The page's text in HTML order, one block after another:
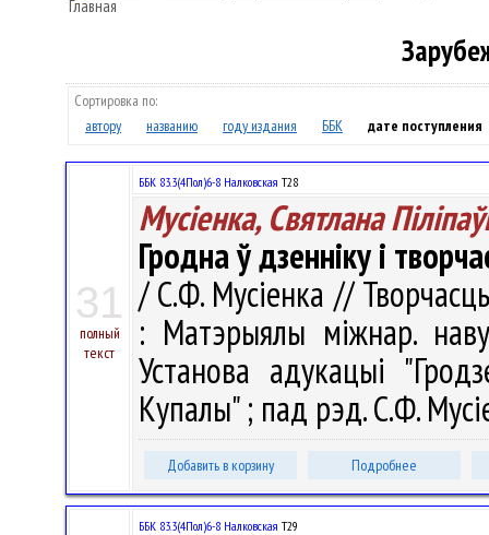
Сортировка по:
автору
названию году издания ББК дате поступления
31
полный
текст
ББК 83.3(4Пол)6-8 Налковская Т28
Мусіенка, Святлана
Гродна ў дзенніку і
/ С.Ф. Мусіенка //
: Матэрыялы міжнар.
Установа адукацыі
Купалы" ; пад рэд. С.Ф.
Добавить в корзину Подробнее
ББК 83.3(4Пол)6-8 Налковская Т29